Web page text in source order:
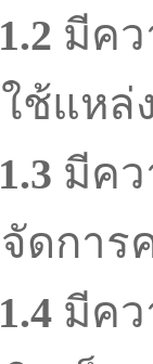
1.2 มีคว
ช้แหล่
1.3 มีคว
ดการ
1.4 มีคว